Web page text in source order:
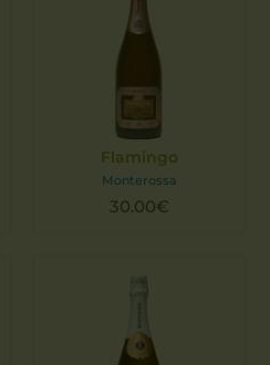
Flamingo
30.00€
Monterossa